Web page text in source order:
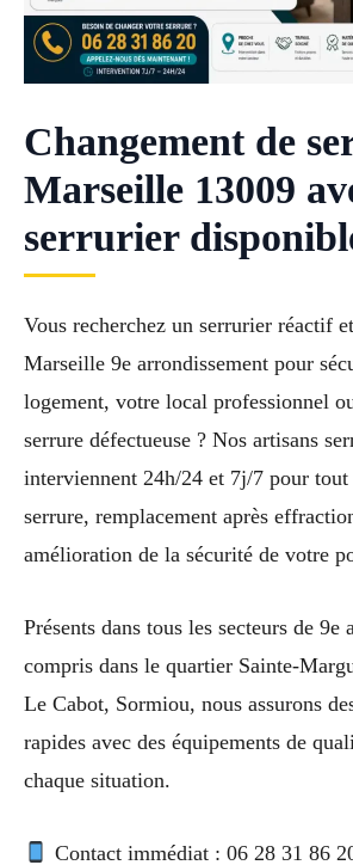
Changement de
Marseille 13009
serrurier
Vous recherchez un serrurier réactif
Marseille 9e arrondissement pour
logement, votre local professionnel
serrure défectueuse ? Nos artisans
interviennent 24h/24 et 7j/7 pour tout
serrure, remplacement après
amélioration de la sécurité de votre
Présents dans tous les secteurs de 9e
compris dans le quartier Sainte-
Le Cabot, Sormiou, nous assurons
rapides avec des équipements de
chaque situation.
Contact immédiat : 06 28 31 86